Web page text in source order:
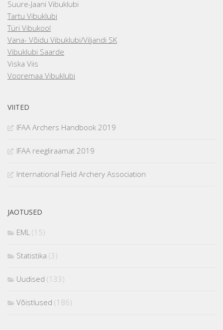
Suure-Jaani Vibuklubi
Tartu Vibuklubi
Türi Vibukool
Vana- Võidu Vibuklubi/Viljandi SK
Vibuklubi Saarde
Viska Viis
Vooremaa Vibuklubi
VIITED
IFAA Archers Handbook 2019
IFAA reegliraamat 2019
International Field Archery Association
JAOTUSED
EML (15)
Statistika (3)
Uudised (133)
Võistlused (186)